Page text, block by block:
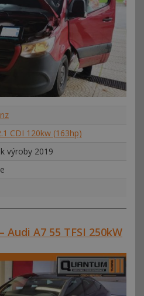
CDI 120kw (163hp)
výroby 2019
Audi A7 55 TFSI 250kW